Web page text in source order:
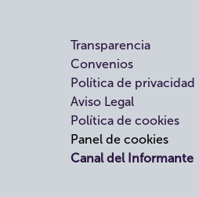
Transparencia
Convenios
Política de privacidad
Aviso Legal
Política de cookies
Panel de cookies
Canal del Informante